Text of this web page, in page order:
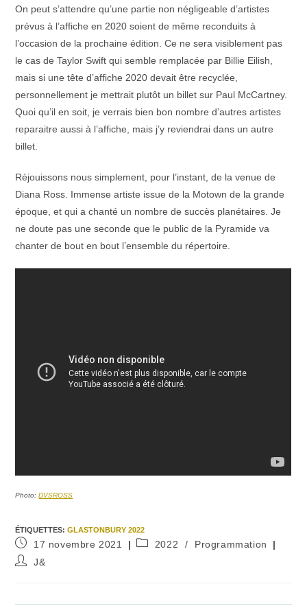
On peut s’attendre qu’une partie non négligeable d’artistes
prévus à l’affiche en 2020 soient de même reconduits à
l’occasion de la prochaine édition. Ce ne sera visiblement pas
le cas de Taylor Swift qui semble remplacée par Billie Eilish,
mais si une tête d’affiche 2020 devait être recyclée,
personnellement je mettrait plutôt un billet sur Paul McCartney.
Quoi qu’il en soit, je verrais bien bon nombre d’autres artistes
reparaitre aussi à l’affiche, mais j’y reviendrai dans un autre
billet.
Réjouissons nous simplement, pour l’instant, de la venue de
Diana Ross. Immense artiste issue de la Motown de la grande
époque, et qui a chanté un nombre de succès planétaires. Je
ne doute pas une seconde que le public de la Pyramide va
chanter de bout en bout l’ensemble du répertoire.
Photo:DVSROSS
ÉTIQUETTES:GLASTONBURY 2022
Publication
publiée :
17 novembre 2021
Post2022 /
Programmation
Auteur/autrice
J&